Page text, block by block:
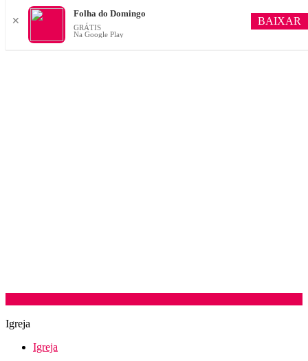
Igreja
Igreja
✕
Folha do Domingo
GRÁTIS
Na Google Play
BAIXAR